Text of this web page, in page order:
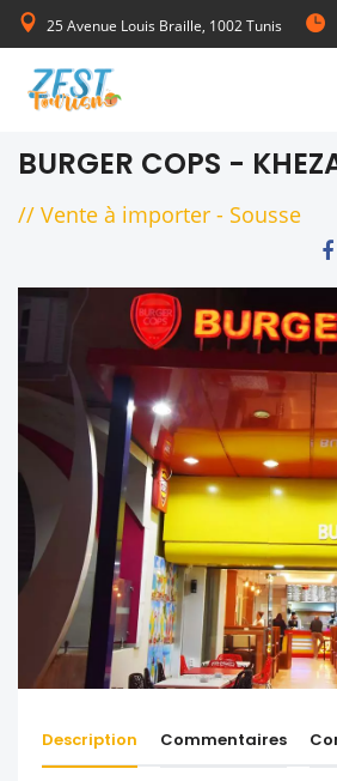
25 Avenue Louis Braille, 1002 Tunis
de Lundi au Vendredi 08:00-17:00
BURGER COPS -
// Vente à importer - Sousse
Description Commentaires